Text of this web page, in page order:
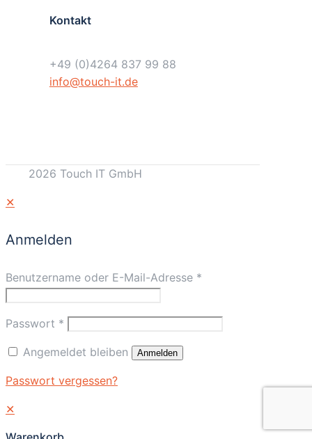
Kontakt
+49 (0)4264 837 99 88
info@touch-it.de
2026 Touch IT GmbH
✕
Anmelden
Benutzername oder E-Mail-Adresse *
Passwort *
Angemeldet bleiben Anmelden
Passwort vergessen?
✕